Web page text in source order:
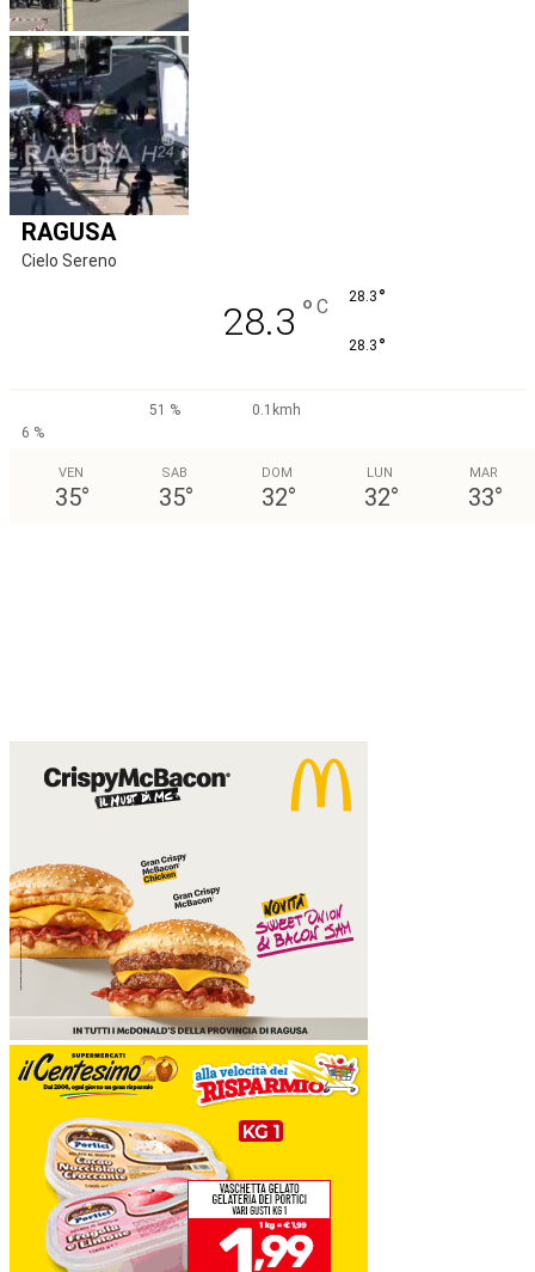
RAGUSA
Cielo Sereno
28.3 ° C 28.3 °
28.3 °
51 %
0.1kmh
6 %
VEN
35°
SAB
35°
DOM
32°
LUN
32°
MAR
33°